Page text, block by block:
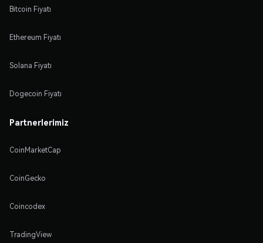
Bitcoin Fiyatı
Ethereum Fiyatı
Solana Fiyatı
Dogecoin Fiyatı
Partnerlerimiz
CoinMarketCap
CoinGecko
Coincodex
TradingView